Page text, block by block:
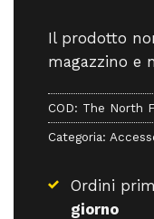
Il prodotto
magazzino e
COD: The North
Categoria:
Ordini
giorno